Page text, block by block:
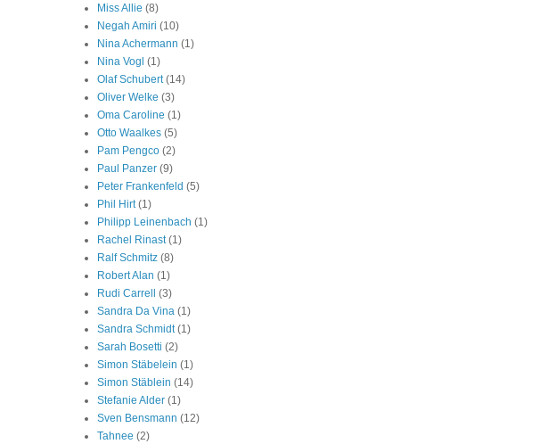
Miss Allie (8)
Negah Amiri (10)
Nina Achermann (1)
Nina Vogl (1)
Olaf Schubert (14)
Oliver Welke (3)
Oma Caroline (1)
Otto Waalkes (5)
Pam Pengco (2)
Paul Panzer (9)
Peter Frankenfeld (5)
Phil Hirt (1)
Philipp Leinenbach (1)
Rachel Rinast (1)
Ralf Schmitz (8)
Robert Alan (1)
Rudi Carrell
(3)
Sandra Da Vina (1)
Sandra Schmidt (1)
Sarah Bosetti (2)
Simon Stäbelein (1)
Simon Stäblein (14)
Stefanie Alder (1)
Sven Bensmann (12)
Tahnee (2)